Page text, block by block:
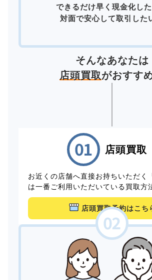
できるだけ早く現金化した
対面で安心して取引した
そんなあなたは
店頭買取がおすす
店頭買取
お近くの店舗へ直接お持ちいただく
は一番ご利用いただいている買取方
店頭買取予約はこち